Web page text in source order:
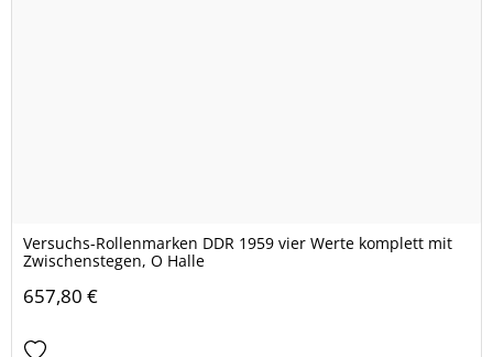
Versuchs-Rollenmarken DDR 1959 vier Werte komplett mit
Zwischenstegen, O Halle
657,80 €